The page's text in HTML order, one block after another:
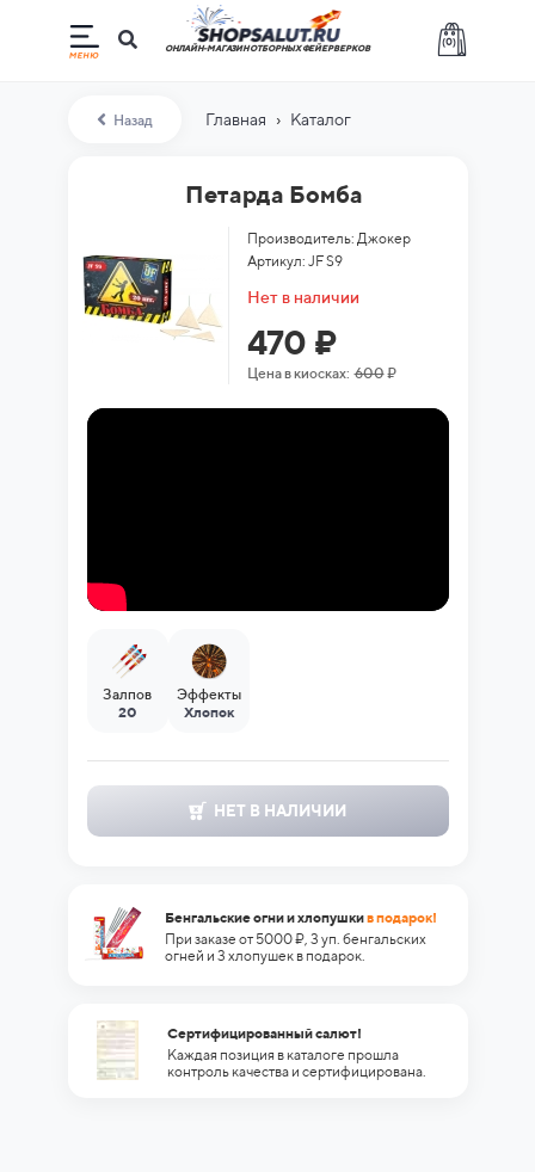
(0)
ОНЛАЙН-МАГАЗИН ОТБОРНЫХ ФЕЙЕРВЕРКОВ
Назад Главная › Каталог
Петарда Бомба
Производитель: Джокер
Артикул: JF S9
Нет в наличии
470 ₽
Цена в киосках:600₽
Залпов
20
Эффекты
Хлопок
НЕТ В НАЛИЧИИ
Бенгальские огни и хлопушкив подарок!
При заказе от 5000 ₽, 3 уп. бенгальских
огней и 3 хлопушек в подарок.
Сертифицированный салют!
Каждая позиция в каталоге прошла
контроль качества и сертифицирована.